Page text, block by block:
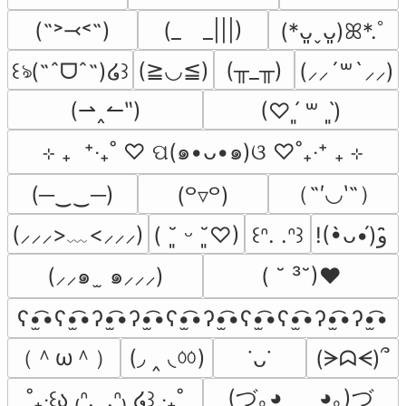
(˶˃⤙˂˶) (_　_|||)
(*ᴗ͈ˬᴗ͈)ꕤ*.ﾟ
꒰ঌ(˶ˆᗜˆ˵)໒꒱ (≧◡≦) (╥_╥)
(⸝⸝´꒳`⸝⸝)
(⇀‸↼‶)
(♡ˊ͈ ꒳ ˋ͈)
⊹ ₊  ⁺‧₊˚ ♡ ପ(๑•ᴗ•๑)ଓ ♡˚₊‧⁺ ₊ ⊹
(─‿‿─)
(꒪▿꒪)
（˶′◡‵˶）
(⸝⸝⸝>﹏<⸝⸝⸝) ( ˘͈ ᵕ ˘͈♡) ꒰ᐢ. .ᐢ꒱
(⸝⸝๑  ̫ ๑⸝⸝⸝)
( ˘ ³˘)♥
ʕ•̫͡•ʕ•̫͡•ʔ•̫͡•ʔ•̫͡•ʕ•̫͡•ʔ•̫͡•ʕ•̫͡•ʕ•̫͡•ʔ•̫͡•ʔ•̫͡•
（＾ω＾）
(◞ ‸ ◟ㆀ) ˙ᴗ˙
(ᗒᗣᗕ)՞
˚₊‧꒰ა ₍ᐢ.  ̫.ᐢ₎ ໒꒱ ‧₊˚
(づ｡◕‿‿◕｡)づ